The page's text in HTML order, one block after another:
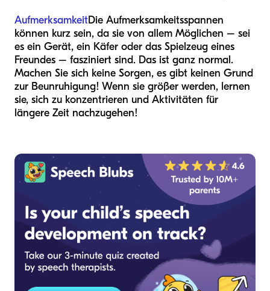
AufmerksamkeitDie Aufmerksamkeitsspannen
können kurz sein, da sie von allem Möglichen – sei
es ein Gerät, ein Käfer oder das Spielzeug eines
Freundes – fasziniert sind. Das ist ganz normal.
Machen Sie sich keine Sorgen, es gibt keinen Grund
zur Beunruhigung! Wenn sie größer werden, lernen
sie, sich zu konzentrieren und Aktivitäten für
längere Zeit nachzugehen!